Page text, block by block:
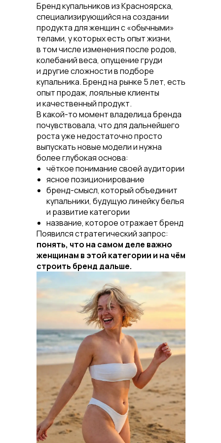
Бренд купальников из Красноярска,
специализирующийся на создании
продукта для женщин с «обычными»
телами, у которых есть опыт жизни,
в том числе изменения после родов,
колебаний веса, опущение груди
и другие сложности в подборе
купальника. Бренд на рынке 5 лет, есть
опыт продаж, лояльные клиенты
и качественный продукт.
В какой-то момент владелица бренда
почувствовала, что для дальнейшего
роста уже недостаточно просто
выпускать новые модели и нужна
более глубокая основа:
чёткое понимание своей аудитории
ясное позиционирование
бренд-смысл, который объединит
купальники, будущую линейку белья
и развитие категории
название, которое отражает бренд
Появился стратегический запрос:
понять, что на самом деле важно
женщинам в этой категории и на чём
строить бренд дальше.